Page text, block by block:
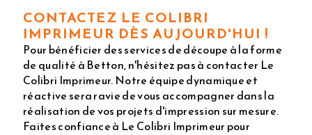
CONTACTEZ LE COLIBRI
IMPRIMEUR DÈS AUJOURD'HUI !
Pour bénéficier des services de découpe à la forme
de qualité à Betton, n'hésitez pas à contacter Le
Colibri Imprimeur. Notre équipe dynamique et
réactive sera ravie de vous accompagner dans la
réalisation de vos projets d'impression sur mesure.
Faites confiance à Le Colibri Imprimeur pour